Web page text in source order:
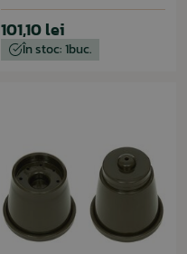
101,10 lei
În stoc: 1buc.